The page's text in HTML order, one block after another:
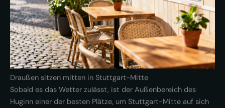
Draußen sitzen mitten in Stuttgart-Mitte
Sobald es das Wetter zulässt, ist der Außenbereich des
Huginn einer der besten Plätze, um Stuttgart-Mitte auf sich